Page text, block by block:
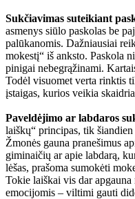
Sukčiavimas suteikiant
asmenys siūlo paskolas be
palūkanomis. Dažniausiai
mokestį“ iš anksto. Paskola
pinigai nebegrąžinami.
Todėl visuomet verta rinktis
įstaigas, kurios veikia
Paveldėjimo ar labdaros
laiškų“ principas, tik
Žmonės gauna pranešimus
giminaičių ar apie labdarą,
lėšas, prašoma sumokėti
Tokie laiškai vis dar
emocijomis – viltimi gauti